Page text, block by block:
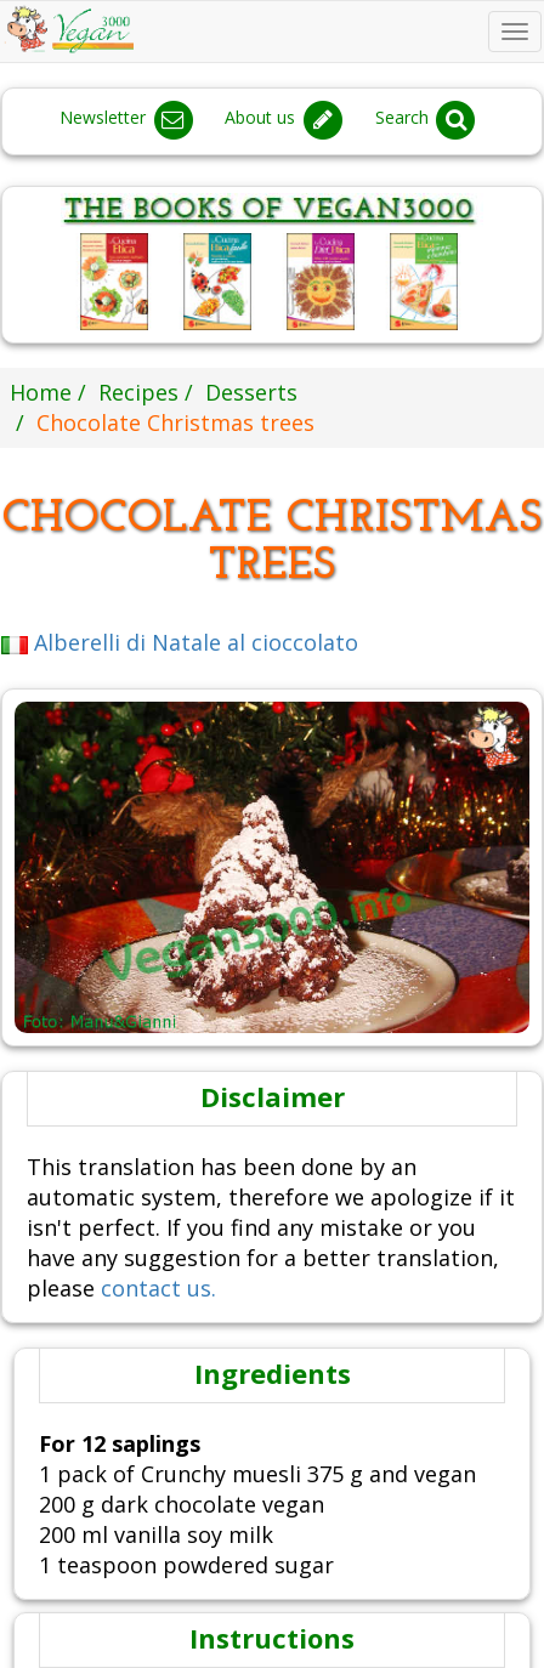
Newsletter About us Search
Home Recipes
Desserts
Chocolate Christmas trees
CHOCOLATE CHRISTMAS
TREES
Alberelli di Natale al cioccolato
Disclaimer
This translation has been done by an
automatic system, therefore we apologize if it
isn't perfect. If you find any mistake or you
have any suggestion for a better translation,
please contact us.
Ingredients
For 12 saplings
1 pack of Crunchy muesli 375 g and vegan
200 g dark chocolate vegan
200 ml vanilla soy milk
1 teaspoon powdered sugar
Instructions